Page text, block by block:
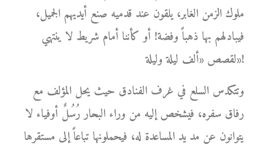
ملوك الزمن الغابر، يلقون عند قدميه صنع أيديهم الجميل،
فيبادلهم بها ذهباً وفضة! أو كأننا أمام شريط لا ينتهي
لقصص «ألف ليلة وليلة»!
وتتكدس السلع في غرف الفنادق حيث يحل المؤلف مع
رفاق سفره، فيشخص إليه من وراء البحار رُسُلٌ أوفياء لا
يتوانون عن مد يد المساعدة له، فيحملونها تباعاً إلى مستقرها